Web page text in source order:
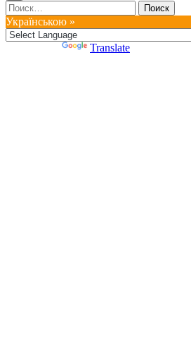
Найти:
Українською »
Translate